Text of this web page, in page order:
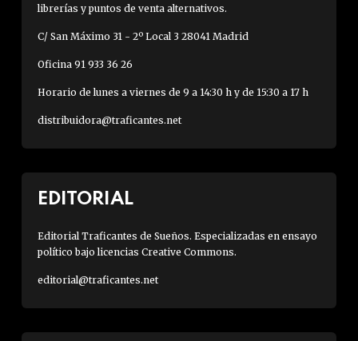
librerías y puntos de venta alternativos.
C/ San Máximo 31 - 2º Local 3 28041 Madrid
Oficina 91 933 36 26
Horario de lunes a viernes de 9 a 14:30 h y de 15:30 a 17 h
distribuidora@traficantes.net
EDITORIAL
Editorial Traficantes de Sueños. Especializadas en ensayo
político bajo licencias Creative Commons.
editorial@traficantes.net